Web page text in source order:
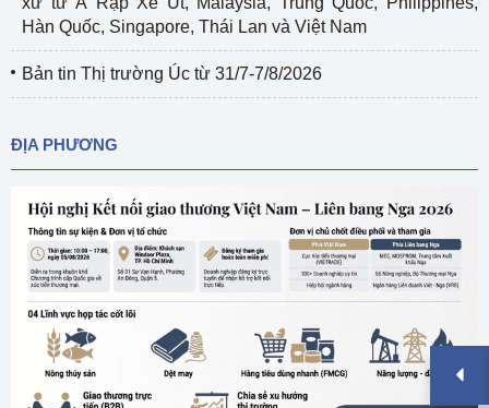
Hàn Quốc, Singapore, Thái Lan và Việt Nam
Bản tin Thị trường Úc từ 31/7-7/8/2026
ĐỊA PHƯƠNG